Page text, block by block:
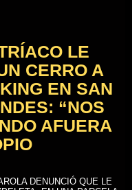
LE
CERRO A
EN SAN
“NOS
AFUERA
DENUNCIÓ QUE LE